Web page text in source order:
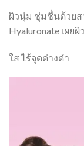
ผิวนุ่ม ชุ่มชื่นด้วยส
Hyaluronate เผยผิ
ใส ไร้จุดด่างดำ